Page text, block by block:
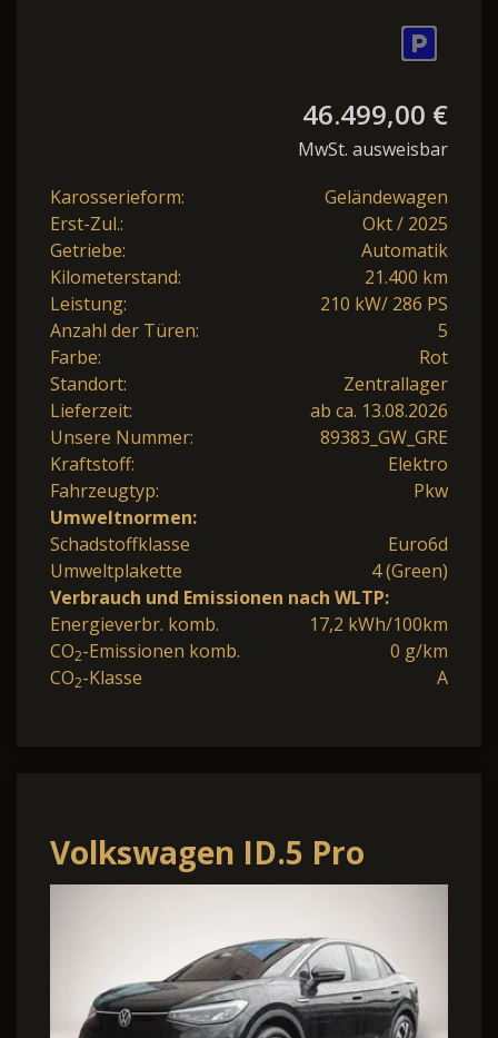
46.499,00 €
MwSt. ausweisbar
Karosserieform:
Geländewagen
Erst-Zul.:
Okt / 2025
Getriebe:
Automatik
Kilometerstand:
21.400 km
Leistung:
210 kW/ 286 PS
Anzahl der Türen:
5
Farbe:
Rot
Standort:
Zentrallager
Lieferzeit:
ab ca. 13.08.2026
Unsere Nummer:
89383_GW_GRE
Kraftstoff:
Elektro
Fahrzeugtyp:
Pkw
Umweltnormen:
Schadstoffklasse
Euro6d
Umweltplakette
4 (Green)
Verbrauch und Emissionen nach WLTP:
Energieverbr. komb.
17,2 kWh/100km
CO2-Emissionen komb.
0 g/km
CO2-Klasse A
Volkswagen ID.5 Pro
Performance NAVI LED